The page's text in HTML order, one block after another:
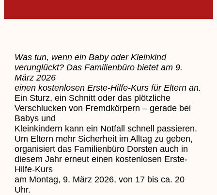
Was tun, wenn ein Baby oder Kleinkind
verunglückt? Das Familienbüro bietet am 9.
März 2026
einen kostenlosen Erste-Hilfe-Kurs für Eltern an.
Ein Sturz, ein Schnitt oder das plötzliche
Verschlucken von Fremdkörpern – gerade bei
Babys und
Kleinkindern kann ein Notfall schnell passieren.
Um Eltern mehr Sicherheit im Alltag zu geben,
organisiert das Familienbüro Dorsten auch in
diesem Jahr erneut einen kostenlosen Erste-
Hilfe-Kurs
am Montag, 9. März 2026, von 17 bis ca. 20
Uhr.